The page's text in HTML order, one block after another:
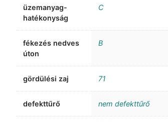
üzemanyag-
hatékonyság
C
fékezés nedves
úton
B
gördülési zaj 71
defekttűrő nem defekttűrő